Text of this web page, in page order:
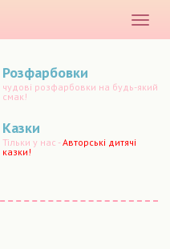
меню
Розфарбовки
чудові розфарбовки на будь-який
смак!
Казки
Тільки у нас -Авторські дитячі
казки!